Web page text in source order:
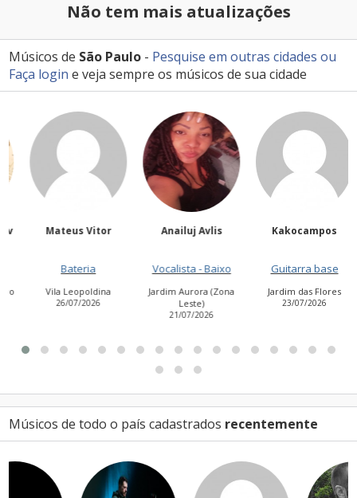
Não tem mais atualizações
Músicos de São Paulo - Pesquise em outras cidades ou
Faça login e veja sempre os músicos de sua cidade
Mateus Vitor
Bateria
Vila Leopoldina
26/07/2026
Anailuj Avlis
Vocalista - Baixo
Jardim Aurora (Zona
Leste)
21/07/2026
Kakocampos
Guitarra base
Jardim das Flores
23/07/2026
Músicos de todo o país cadastrados recentemente